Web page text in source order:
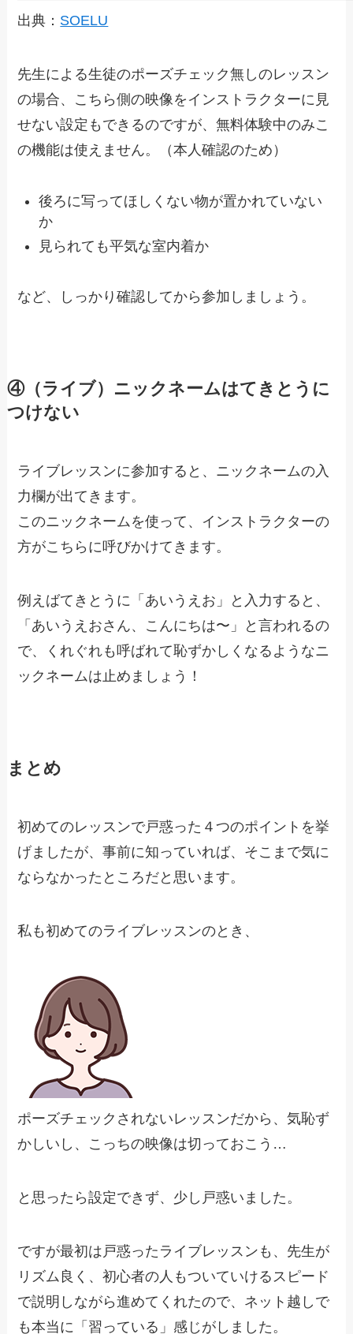
出典： SOELU
先生による生徒のポーズチェック無しのレッスン
の場合、こちら側の映像をインストラクターに見
せない設定もできるのですが、無料体験中のみこ
の機能は使えません。（本人確認のため）
後ろに写ってほしくない物が置かれていない
か
見られても平気な室内着か
など、しっかり確認してから参加しましょう。
④（ライブ）ニックネームはてきとうに
つけない
ライブレッスンに参加すると、ニックネームの入
力欄が出てきます。
このニックネームを使って、インストラクターの
方がこちらに呼びかけてきます。
例えばてきとうに「あいうえお」と入力すると、
「あいうえおさん、こんにちは〜」と言われるの
で、くれぐれも呼ばれて恥ずかしくなるようなニ
ックネームは止めましょう！
まとめ
初めてのレッスンで戸惑った４つのポイントを挙
げましたが、事前に知っていれば、そこまで気に
ならなかったところだと思います。
私も初めてのライブレッスンのとき、
ポーズチェックされないレッスンだから、気恥ず
かしいし、こっちの映像は切っておこう…
と思ったら設定できず、少し戸惑いました。
ですが最初は戸惑ったライブレッスンも、先生が
リズム良く、初心者の人もついていけるスピード
で説明しながら進めてくれたので、 ネット越しで
も本当に「習っている」感じがしました。